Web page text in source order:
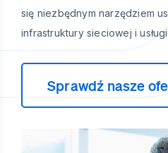
się niezbędnym narzędziem
infrastruktury sieciowej i
Sprawdź nasze